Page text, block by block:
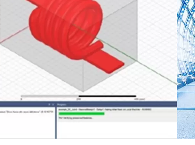
独立的MAXWELL ANSYS仿真电
磁模拟能力，大大缩短产品开发时
间，提高成功率